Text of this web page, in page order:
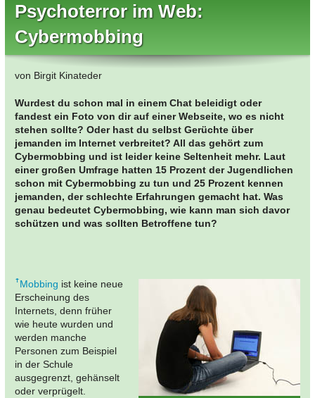
Psychoterror im Web:
Cybermobbing
von Birgit Kinateder
Wurdest du schon mal in einem Chat beleidigt oder
fandest ein Foto von dir auf einer Webseite, wo es nicht
stehen sollte? Oder hast du selbst Gerüchte über
jemanden im Internet verbreitet? All das gehört zum
Cybermobbing und ist leider keine Seltenheit mehr. Laut
einer großen Umfrage hatten 15 Prozent der Jugendlichen
schon mit Cybermobbing zu tun und 25 Prozent kennen
jemanden, der schlechte Erfahrungen gemacht hat. Was
genau bedeutet Cybermobbing, wie kann man sich davor
schützen und was sollten Betroffene tun?
Mobbing ist keine neue
Erscheinung des
Internets, denn früher
wie heute wurden und
werden manche
Personen zum Beispiel
in der Schule
ausgegrenzt, gehänselt
oder verprügelt.